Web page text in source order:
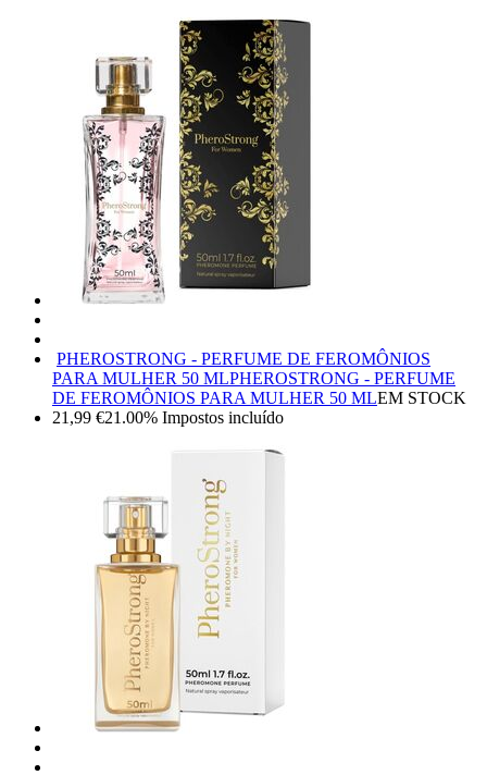
PHEROSTRONG - PERFUME DE FEROMÔNIOS
PARA MULHER 50 MLPHEROSTRONG - PERFUME
DE FEROMÔNIOS PARA MULHER 50 MLEM STOCK
21,99 €21.00% Impostos incluído